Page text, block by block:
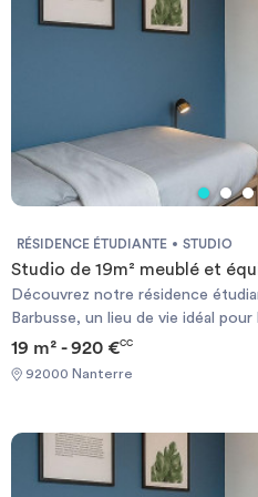
RÉSIDENCE ÉTUDIANTE STUDIO
Studio de 19m² meublé et
Découvrez notre résidence
Barbusse, un lieu de vie idéal
d’un logement étudiant à
proximité des principaux
soyez à la recherche d’un studio,
large gamme de logements pour
Pour plus de confort, un parking
disposition. Dans notre résidence, de nombreux services sont
19 m² - 920 €CC
92000 Nanterre